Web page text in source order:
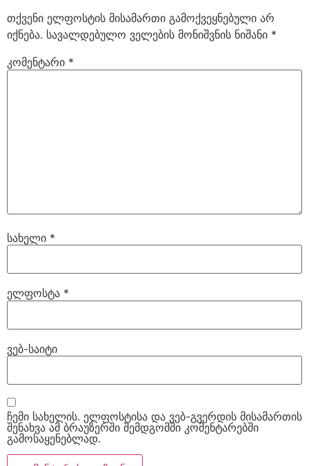
თქვენი ელფოსტის მისამართი გამოქვეყნებული არ
იქნება. სავალდებულო ველების მონიშვნის ნიშანი *
კომენტარი *
სახელი *
ელფოსტა *
ვებ-საიტი
ჩემი სახელის. ელფოსტისა და ვებ-გვერდის მისამართის
შენახვა ამ ბრაუზერში შემდგომში კომენტარებში
გამოსაყენებლად.